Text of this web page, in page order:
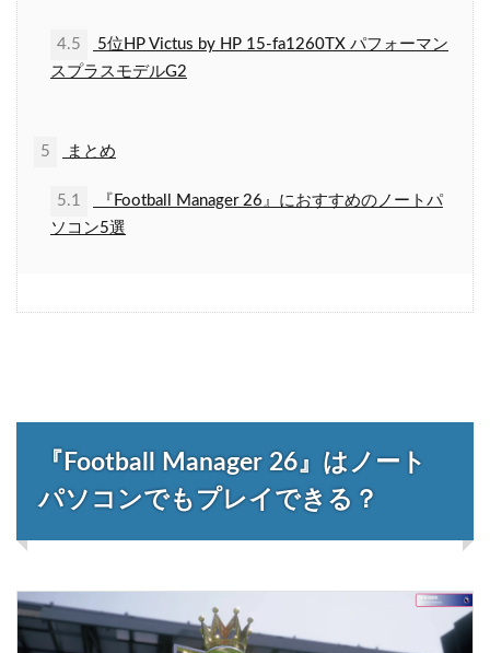
4.5
5位HP Victus by HP 15-fa1260TX パフォーマン
スプラスモデルG2
5 まとめ
5.1
『Football Manager 26』におすすめのノートパ
ソコン5選
『Football Manager 26』はノート
パソコンでもプレイできる？